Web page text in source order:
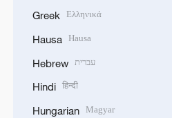
Greek Ελληνικά
Hausa Hausa
Hebrew עברית
Hindi हिन्दी
Hungarian Magyar